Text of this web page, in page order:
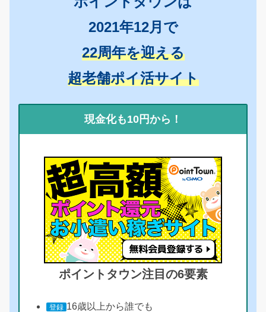
2021年12月で
22周年を迎える
超老舗ポイ活サイト
現金化も10円から！
ポイントタウン注目の6要素
登録 16歳以上から誰でも